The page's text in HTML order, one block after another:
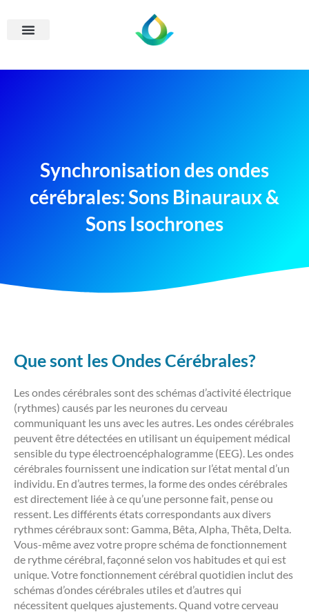
Synchronisation des ondes
cérébrales: Sons Binauraux &
Sons Isochrones
Que sont les Ondes Cérébrales?
Les ondes cérébrales sont des schémas d’activité électrique
(rythmes) causés par les neurones du cerveau
communiquant les uns avec les autres. Les ondes cérébrales
peuvent être détectées en utilisant un équipement médical
sensible du type électroencéphalogramme (EEG). Les ondes
cérébrales fournissent une indication sur l’état mental d’un
individu. En d’autres termes, la forme des ondes cérébrales
est directement liée à ce qu’une personne fait, pense ou
ressent. Les différents états correspondants aux divers
rythmes cérébraux sont: Gamma, Bêta, Alpha, Thêta, Delta.
Vous-même avez votre propre schéma de fonctionnement
de rythme cérébral, façonné selon vos habitudes et qui est
unique. Votre fonctionnement cérébral quotidien inclut des
schémas d’ondes cérébrales utiles et d’autres qui
nécessitent quelques ajustements. Quand votre cerveau